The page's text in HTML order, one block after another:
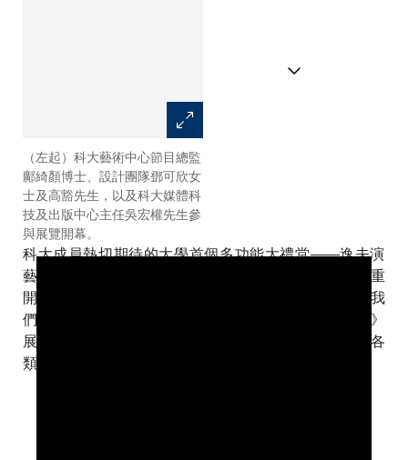
（左起）科大藝術中心節目總監
鄺綺顏博士、設計團隊鄧可欣女
士及高豁先生，以及科大媒體科
技及出版中心主任吳宏權先生參
與展覽開幕。
科大成員熱切期待的大學首個多功能大禮堂——逸夫演
藝中心 (Shaw Auditorium) ——將於2021年11月隆重
開幕。為了讓成員能夠率先體驗大禮堂的精彩之處，我
們特別舉辦《Shaw Auditorium: Spark of Inspiration》
展覽介紹其建築設計理念、先進的音響技術，以及為各
類型文藝活動和畢業典禮等大型盛事而建的一流設施。